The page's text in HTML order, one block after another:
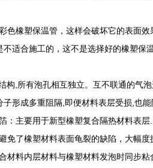
橡塑保温管，这样会破坏它的表面效
适合施工的，这不是选择好的橡塑保
,所有泡孔相互独立。互不联通的气泡
形成多重阻隔,即便材料表层受损,也
：主要用于新型橡塑复合隔热材料表
免了橡塑材料表面龟裂的缺陷，大幅
材料内层材料与橡塑材料发泡时同步